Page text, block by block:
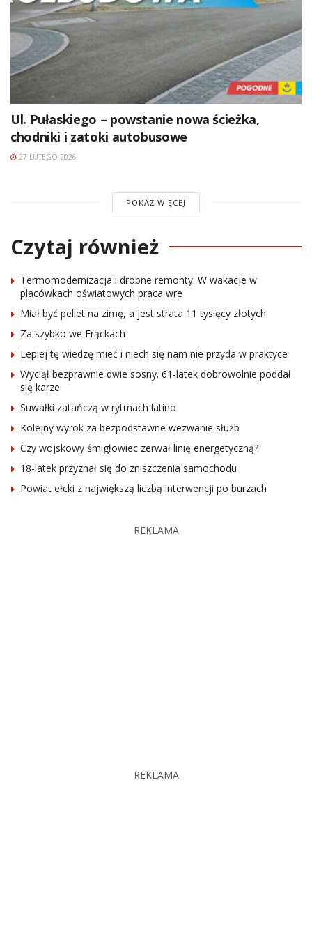
Ul. Pułaskiego – powstanie nowa ścieżka,
chodniki i zatoki autobusowe
27 LUTEGO 2026
POKAŻ WIĘCEJ
Czytaj również
Termomodernizacja i drobne remonty. W wakacje w
placówkach oświatowych praca wre
Miał być pellet na zimę, a jest strata 11 tysięcy złotych
Za szybko we Frąckach
Lepiej tę wiedzę mieć i niech się nam nie przyda w praktyce
Wyciął bezprawnie dwie sosny. 61-latek dobrowolnie poddał
się karze
Suwałki zatańczą w rytmach latino
Kolejny wyrok za bezpodstawne wezwanie służb
Czy wojskowy śmigłowiec zerwał linię energetyczną?
18-latek przyznał się do zniszczenia samochodu
Powiat ełcki z największą liczbą interwencji po burzach
REKLAMA
REKLAMA